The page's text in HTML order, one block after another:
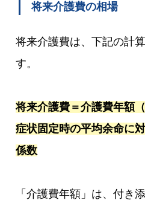
将来介護費の相場
将来介護費は、下記の計
す。
将来介護費＝介護費年額
症状固定時の平均余命に
係数
「介護費年額」は、付き